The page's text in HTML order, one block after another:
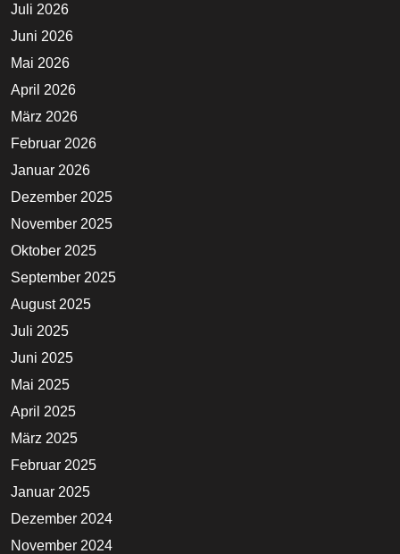
Juli 2026
Juni 2026
Mai 2026
April 2026
März 2026
Februar 2026
Januar 2026
Dezember 2025
November 2025
Oktober 2025
September 2025
August 2025
Juli 2025
Juni 2025
Mai 2025
April 2025
März 2025
Februar 2025
Januar 2025
Dezember 2024
November 2024